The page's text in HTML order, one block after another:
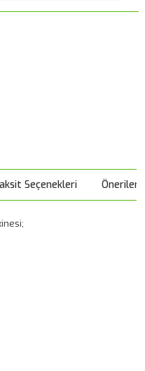
Seçenekleri